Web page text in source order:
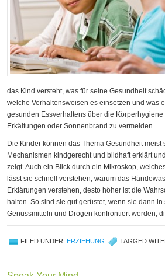
das Kind versteht, was für seine Gesundheit
welche Verhaltensweisen es einsetzen und was
gesunden Essverhaltens über die
Erkältungen oder Sonnenbrand zu vermeiden.
Die Kinder können das Thema Gesundheit
Mechanismen kindgerecht und bildhaft erklärt
zeigt. Auch ein Blick durch ein Mikroskop,
lässt sie schnell verstehen, warum das
Erklärungen verstehen, desto höher ist die
halten. So sind sie gut gerüstet, wenn sie dann
Genussmitteln und Drogen konfrontiert werden,
FILED UNDER: ERZIEHUNG TAGGED